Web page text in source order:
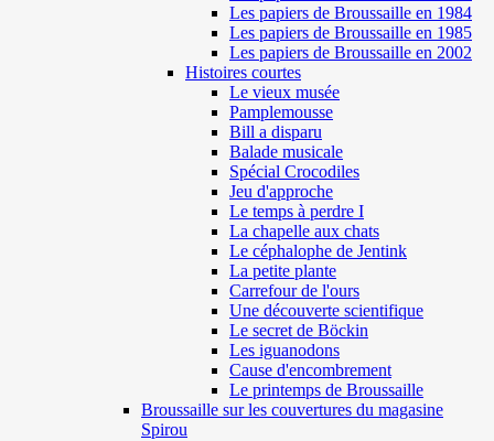
Les papiers de Broussaille en 1984
Les papiers de Broussaille en 1985
Les papiers de Broussaille en 2002
Histoires courtes
Le vieux musée
Pamplemousse
Bill a disparu
Balade musicale
Spécial Crocodiles
Jeu d'approche
Le temps à perdre I
La chapelle aux chats
Le céphalophe de Jentink
La petite plante
Carrefour de l'ours
Une découverte scientifique
Le secret de Böckin
Les iguanodons
Cause d'encombrement
Le printemps de Broussaille
Broussaille sur les couvertures du magasine
Spirou